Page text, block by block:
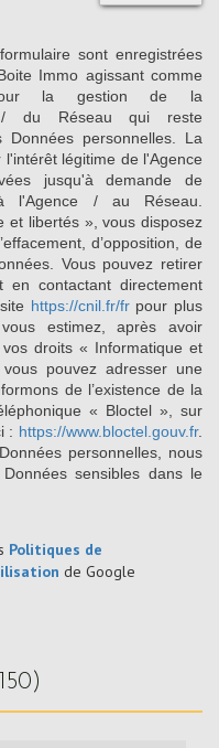
sont enregistrées
Immo agissant comme
la gestion de la
/ du Réseau qui reste
Données personnelles. La
légitime de l'Agence
jusqu'à demande de
l'Agence / au Réseau.
et libertés », vous disposez
d’opposition, de
Vous pouvez retirer
en contactant directement
https://cnil.fr/frpour plus
estimez, après avoir
droits « Informatique et
pouvez adresser une
de l’existence de la
« Bloctel », sur
: https://www.bloctel.gouv.fr.
personnelles, nous
sensibles dans le
Politiques de
de Google